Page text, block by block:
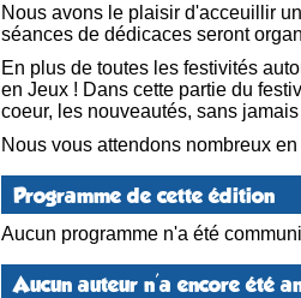
Nous avons le plaisir d'acceuillir
séances de dédicaces seront
En plus de toutes les festivités
en Jeux ! Dans cette partie du
coeur, les nouveautés, sans
Nous vous attendons nombreux
Programme de cette édition
Aucun programme n'a été
Aucun auteur n'a encore été